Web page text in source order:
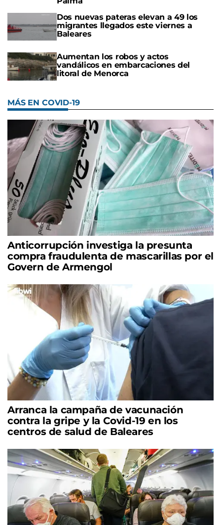
Dos nuevas pateras elevan a 49 los
migrantes llegados este viernes a
Baleares
Aumentan los robos y actos
vandálicos en embarcaciones del
litoral de Menorca
MÁS EN COVID-19
Anticorrupción investiga la presunta
compra fraudulenta de mascarillas por el
Govern de Armengol
Arranca la campaña de vacunación
contra la gripe y la Covid-19 en los
centros de salud de Baleares